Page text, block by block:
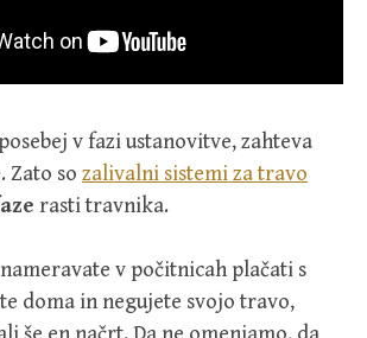
v fazi ustanovitve, zahteva
Zato so zalivalni sistemi za travo
rasti travnika.
v počitnicah plačati s
doma in negujete svojo travo,